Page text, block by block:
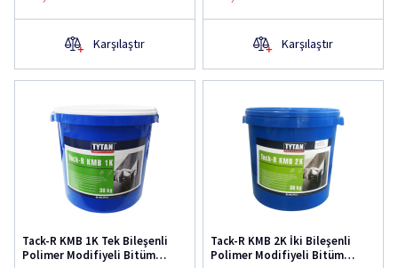
Karşılaştır Karşılaştır
Tack-R KMB 1K Tek Bileşenli
Polimer Modifiyeli Bitüm
Tack-R KMB 2K İki Bileşenli
Polimer Modifiyeli Bitüm